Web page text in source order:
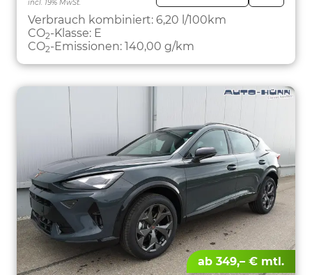
incl. 19% MwSt.
Verbrauch kombiniert: 6,20 l/100km
CO2-Klasse: E
CO2-Emissionen: 140,00 g/km
ab 349,– € mtl.